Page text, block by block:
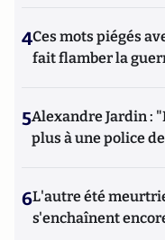
4Ces mots piégés
fait flamber la
5Alexandre Jardin :
plus à une police
6L'autre été
s'enchaînent